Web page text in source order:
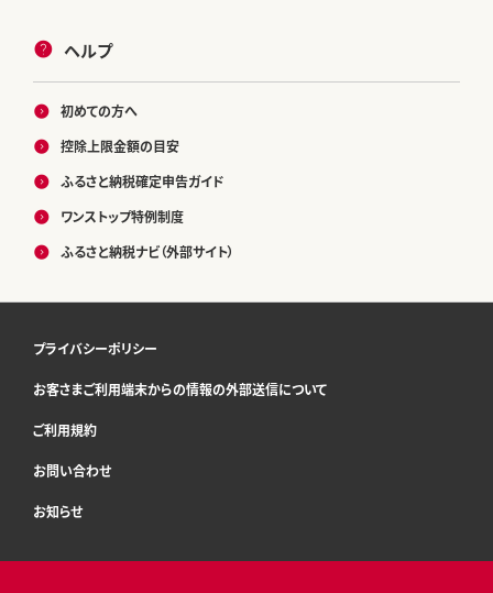
ヘルプ
初めての方へ
控除上限金額の目安
ふるさと納税確定申告ガイド
ワンストップ特例制度
ふるさと納税ナビ（外部サイト）
プライバシーポリシー
お客さまご利用端末からの情報の外部送信について
ご利用規約
お問い合わせ
お知らせ